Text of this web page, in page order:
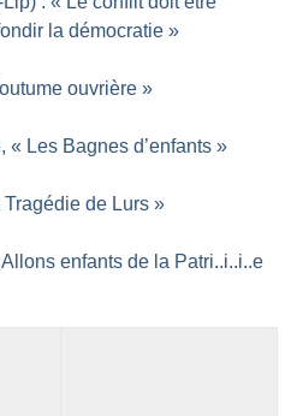
la démocratie »
ouvrière »
« Les Bagnes d’enfants »
Tragédie de Lurs »
enfants de la Patri..i..i..e